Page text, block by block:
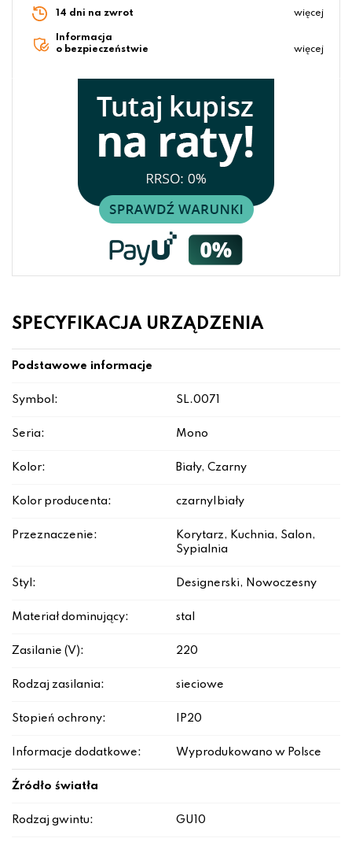
14 dni na zwrot więcej
Informacja
o bezpieczeństwie
więcej
SPECYFIKACJA URZĄDZENIA
Podstawowe informacje
Symbol: SL.0071
Seria: Mono
Kolor: Biały, Czarny
Kolor producenta: czarny|biały
Przeznaczenie:
Korytarz, Kuchnia, Salon,
Sypialnia
Styl: Designerski, Nowoczesny
Materiał dominujący: stal
Zasilanie (V): 220
Rodzaj zasilania: sieciowe
Stopień ochrony: IP20
Informacje dodatkowe: Wyprodukowano w Polsce
Źródło światła
Rodzaj gwintu: GU10